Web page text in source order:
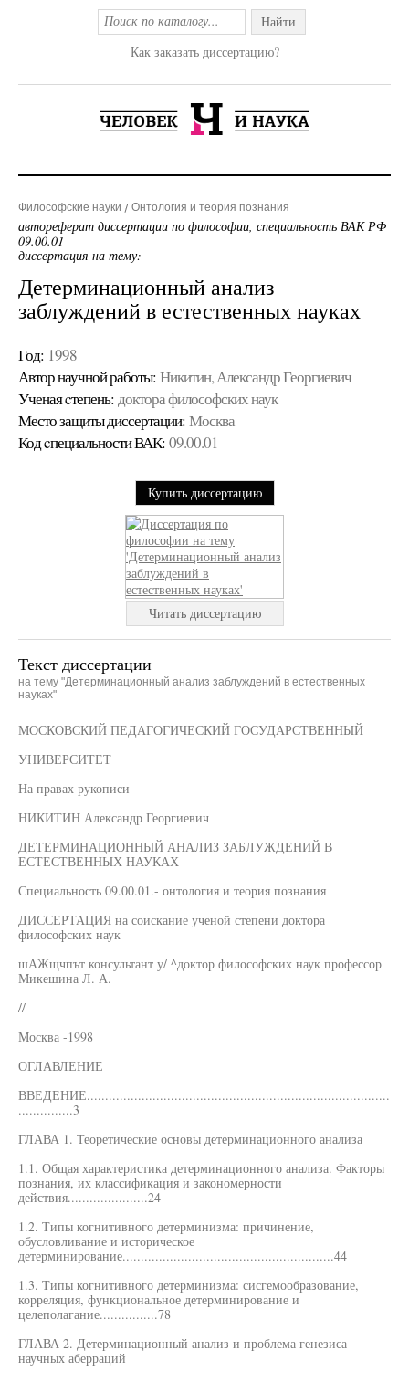
Найти
Как заказать диссертацию?
Философские науки Онтология и теория познания
автореферат диссертации по философии, специальность ВАК РФ
09.00.01
диссертация на тему:
Детерминационный анализ
заблуждений в естественных науках
Год: 1998
Автор научной работы: Никитин, Александр Георгиевич
Ученая cтепень: доктора философских наук
Место защиты диссертации: Москва
Код cпециальности ВАК: 09.00.01
Купить диссертацию
Читать диссертацию
Текст диссертации
на тему "Детерминационный анализ заблуждений в естественных
науках"
МОСКОВСКИЙ ПЕДАГОГИЧЕСКИЙ ГОСУДАРСТВЕННЫЙ
УНИВЕРСИТЕТ
На правах рукописи
НИКИТИН Александр Георгиевич
ДЕТЕРМИНАЦИОННЫЙ АНАЛИЗ ЗАБЛУЖДЕНИЙ В
ЕСТЕСТВЕННЫХ НАУКАХ
Специальность 09.00.01.- онтология и теория познания
ДИССЕРТАЦИЯ на соискание ученой степени доктора
философских наук
шАЖщчпът консультант у/ ^доктор философских наук профессор
Микешина Л. А.
//
Москва -1998
ОГЛАВЛЕНИЕ
ВВЕДЕНИЕ...................................................................................
...............3
ГЛАВА 1. Теоретические основы детерминационного анализа
1.1. Общая характеристика детерминационного анализа. Факторы
познания, их классификация и закономерности
действия......................24
1.2. Типы когнитивного детерминизма: причинение,
обусловливание и историческое
детерминирование..........................................................44
1.3. Типы когнитивного детерминизма: сисгемообразование,
корреляция, функциональное детерминирование и
целеполагание................78
ГЛАВА 2. Детерминационный анализ и проблема генезиса
научных аберраций